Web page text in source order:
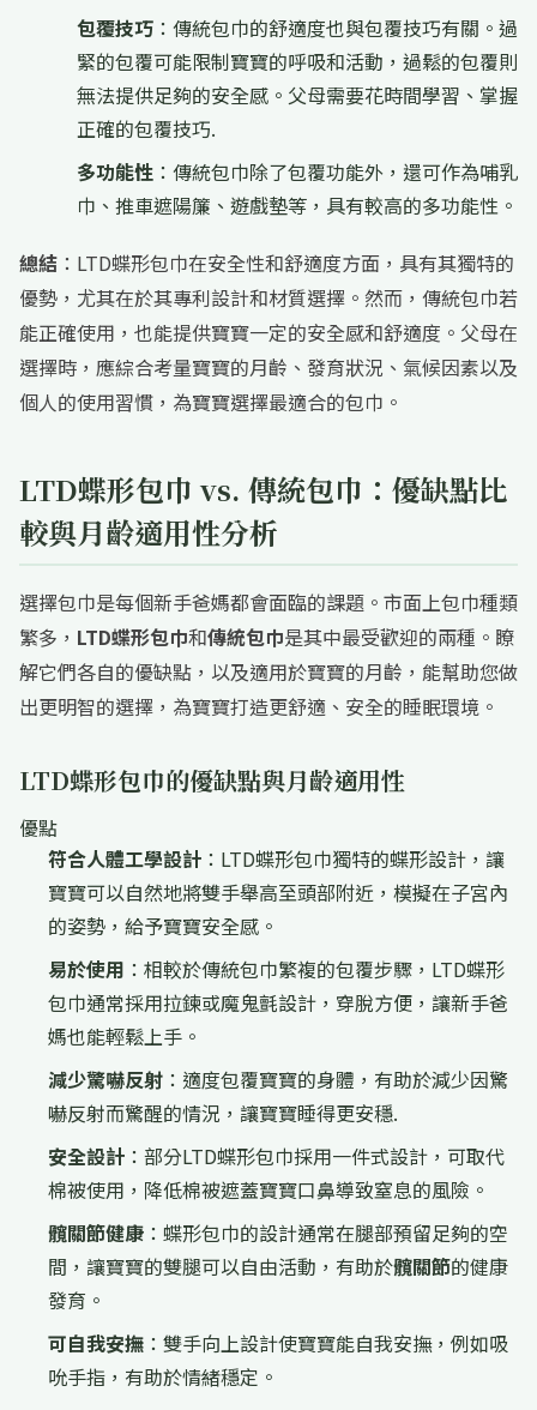
包覆技巧 ：傳統包巾的舒適度也與包覆技巧有關。過
緊的包覆可能限制寶寶的呼吸和活動，過鬆的包覆則
無法提供足夠的安全感。父母需要花時間學習、掌握
正確的包覆技巧.
多功能性 ：傳統包巾除了包覆功能外，還可作為哺乳
巾、推車遮陽簾、遊戲墊等，具有較高的多功能性。
總結 ：LTD蝶形包巾在安全性和舒適度方面，具有其獨特的
優勢，尤其在於其專利設計和材質選擇。然而，傳統包巾若
能正確使用，也能提供寶寶一定的安全感和舒適度。父母在
選擇時，應綜合考量寶寶的月齡、發育狀況、氣候因素以及
個人的使用習慣，為寶寶選擇最適合的包巾。
LTD蝶形包巾 vs. 傳統包巾：優缺點比
較與月齡適用性分析
選擇包巾是每個新手爸媽都會面臨的課題。市面上包巾種類
繁多， LTD蝶形包巾和傳統包巾是其中最受歡迎的兩種。瞭
解它們各自的優缺點，以及適用於寶寶的月齡，能幫助您做
出更明智的選擇，為寶寶打造更舒適、安全的睡眠環境。
LTD蝶形包巾的優缺點與月齡適用性
優點
符合人體工學設計 ：LTD蝶形包巾獨特的蝶形設計，讓
寶寶可以自然地將雙手舉高至頭部附近，模擬在子宮內
的姿勢，給予寶寶安全感。
易於使用 ：相較於傳統包巾繁複的包覆步驟，LTD蝶形
包巾通常採用拉鍊或魔鬼氈設計，穿脫方便，讓新手爸
媽也能輕鬆上手。
減少驚嚇反射 ：適度包覆寶寶的身體，有助於減少因驚
嚇反射而驚醒的情況，讓寶寶睡得更安穩.
安全設計 ：部分LTD蝶形包巾採用一件式設計，可取代
棉被使用，降低棉被遮蓋寶寶口鼻導致窒息的風險。
髖關節健康 ：蝶形包巾的設計通常在腿部預留足夠的空
間，讓寶寶的雙腿可以自由活動，有助於髖關節的健康
發育。
可自我安撫 ：雙手向上設計使寶寶能自我安撫，例如吸
吮手指，有助於情緒穩定。